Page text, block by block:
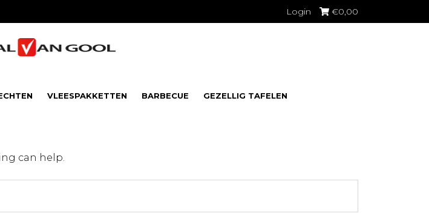
Login €0,00
VLEESPAKKETTEN BARBECUE GEZELLIG TAFELEN
can help.